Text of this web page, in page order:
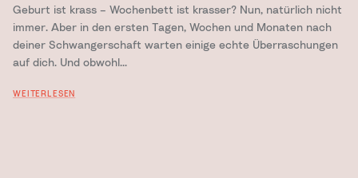
Geburt ist krass – Wochenbett ist krasser? Nun, natürlich nicht
immer. Aber in den ersten Tagen, Wochen und Monaten nach
deiner Schwangerschaft warten einige echte Überraschungen
auf dich. Und obwohl...
WEITERLESEN